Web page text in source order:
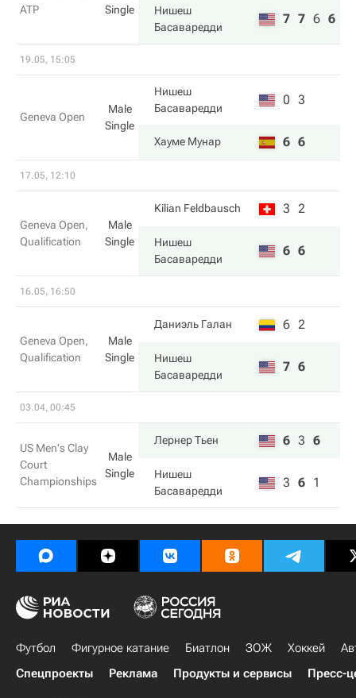
ATP
Single
Нишеш
Басаваредди
7 7 6 6
19.05, 15:05
Geneva Open
Male
Single
Нишеш
Басаваредди
0 3
Хауме Мунар 6 6
17.05, 12:10
Geneva Open,
Qualification
Male
Single
Kilian Feldbausch 3 2
Нишеш
Басаваредди
6 6
16.05, 16:50
Geneva Open,
Qualification
Male
Single
Даниэль Галан 6 2
Нишеш
Басаваредди
7 6
03.04, 00:45
US Men's Clay
Court
Championships
Male
Single
Лернер Тьен 6 3 6
Нишеш
Басаваредди
3 6 1
Футбол Фигурное катание Биатлон ЗОЖ Хоккей
Спецпроекты
Реклама Продукты и сервисы Пресс-